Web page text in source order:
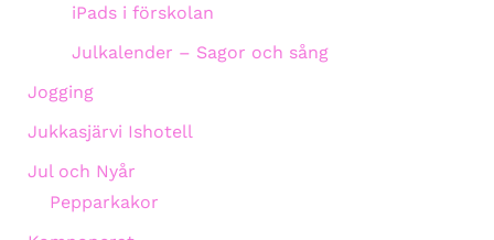
iPads i förskolan
Julkalender – Sagor och sång
Jogging
Jukkasjärvi Ishotell
Jul och Nyår
Pepparkakor